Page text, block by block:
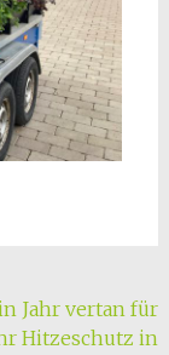
Jahr vertan für
Hitzeschutz in